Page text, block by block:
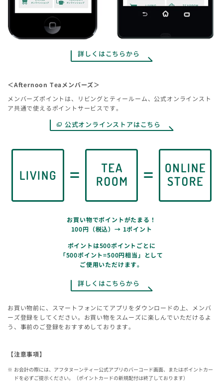
アフタヌーンティー・リビング イオンモール広島府中
アフタヌーンティー・ホーム＆リビング ららぽーと富士見
アフタヌーンティー・ホーム＆リビング ららぽーと立川立飛
アフタヌーンティー・ホーム＆リビング ららぽーと海老名
アフタヌーンティー・ホーム＆リビング ららぽーと和泉
アフタヌーンティー・ホーム＆リビング イオンモール水戸内原
アフタヌーンティー・ホーム＆リビング イオンモール岡山
アフタヌーンティー・ホーム＆リビング イオンモール高知
ティールーム、ベイカリー、ラブアンドテーブル、リビングアウ
詳しくはこちらから
＜Afternoon Teaメンバーズ＞
メンバーズポイントは、リビングとティールーム、公式オンラインスト
ア共通で使えるポイントサービスです。
公式オンラインストアはこちら
お買い物でポイントがたまる！
100円（税込）→ 1ポイント
ポイントは500ポイントごとに
「500ポイント=500円相当」として
ご使用いただけます。
詳しくはこちらから
お買い物前に、スマートフォンにてアプリをダウンロードの上、メンバ
ーズ登録をしてください。お買い物をスムーズに楽しんでいただけるよ
う、事前のご登録をおすすめしております。
【注意事項】
お会計の際には、アフタヌーンティー公式アプリのバーコード画面、またはポイントカー
ドを必ずご提示ください。（ポイントカードの新規配付は終了しております）